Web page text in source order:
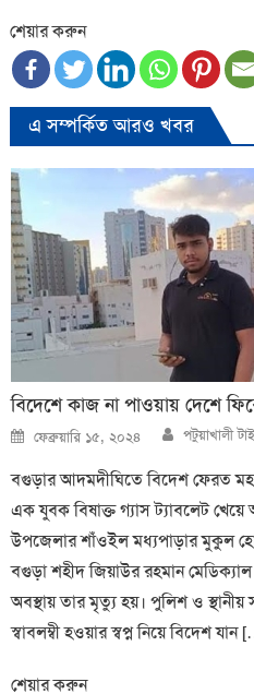
শেয়ার করুন
এ সম্পর্কিত আরও খবর
বিদেশে কাজ না পাওয়ায় দেশে
Posted
on
ফেব্রুয়ারি ১৫, ২০২৪ Author
পটুয়াখালী
বগুড়ার আদমদীঘিতে বিদেশ ফেরত
এক যুবক বিষাক্ত গ্যাস ট্যাবলেট
উপজেলার শাঁওইল মধ্যপাড়ার মুকুল
বগুড়া শহীদ জিয়াউর রহমান
অবস্থায় তার মৃত্যু হয়। পুলিশ ও
স্বাবলম্বী হওয়ার স্বপ্ন নিয়ে বিদেশ যান
শেয়ার করুন